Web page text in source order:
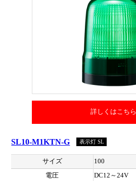
詳しくはこちら
SL10-M1KTN-G 表示灯 SL
サイズ
100
電圧
DC12～24V